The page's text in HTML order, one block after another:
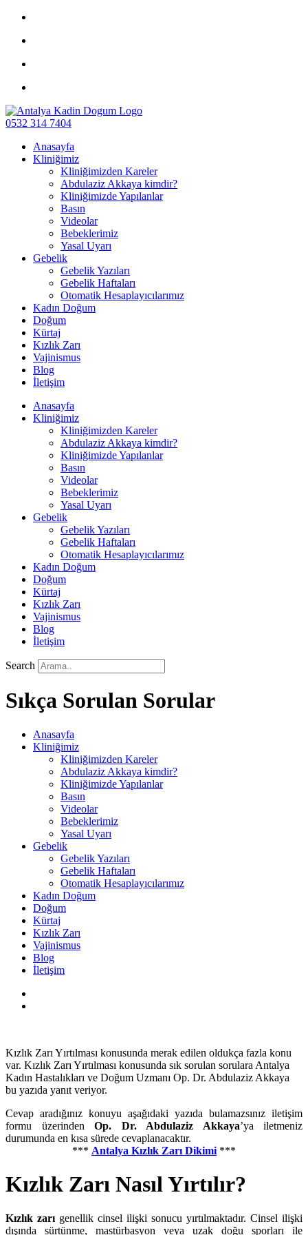
0532 314 7404
Anasayfa
Kliniğimiz
Kliniğimizden Kareler
Abdulaziz Akkaya kimdir?
Kliniğimizde Yapılanlar
Basın
Videolar
Bebeklerimiz
Yasal Uyarı
Gebelik
Gebelik Yazıları
Gebelik Haftaları
Otomatik Hesaplayıcılarımız
Kadın Doğum
Doğum
Kürtaj
Kızlık Zarı
Vajinismus
Blog
İletişim
Anasayfa
Kliniğimiz
Kliniğimizden Kareler
Abdulaziz Akkaya kimdir?
Kliniğimizde Yapılanlar
Basın
Videolar
Bebeklerimiz
Yasal Uyarı
Gebelik
Gebelik Yazıları
Gebelik Haftaları
Otomatik Hesaplayıcılarımız
Kadın Doğum
Doğum
Kürtaj
Kızlık Zarı
Vajinismus
Blog
İletişim
Search
Sıkça Sorulan Sorular
Anasayfa
Kliniğimiz
Kliniğimizden Kareler
Abdulaziz Akkaya kimdir?
Kliniğimizde Yapılanlar
Basın
Videolar
Bebeklerimiz
Yasal Uyarı
Gebelik
Gebelik Yazıları
Gebelik Haftaları
Otomatik Hesaplayıcılarımız
Kadın Doğum
Doğum
Kürtaj
Kızlık Zarı
Vajinismus
Blog
İletişim
Kızlık Zarı Yırtılması konusunda merak edilen oldukça fazla konu
var. Kızlık Zarı Yırtılması konusunda sık sorulan sorulara Antalya
Kadın Hastalıkları ve Doğum Uzmanı Op. Dr. Abdulaziz Akkaya
bu yazıda yanıt veriyor.
Cevap aradığınız konuyu aşağıdaki yazıda bulamazsınız iletişim
formu üzerinden Op. Dr. Abdulaziz Akkaya’ya iletmeniz
durumunda en kısa sürede cevaplanacaktır.
*** Antalya Kızlık Zarı Dikimi ***
Kızlık Zarı Nasıl Yırtılır?
Kızlık zarı genellik cinsel ilişki sonucu yırtılmaktadır. Cinsel ilişki
dışında sürtünme, mastürbasyon veya uzak doğu sporları ile